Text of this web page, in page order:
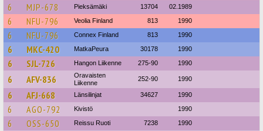
6 MJP-678 Pieksämäki 13704 02.1989
6 NFU-796 Veolia Finland 813 1990
6 NFU-796 Connex Finland 813 1990
6 MKC-420 MatkaPeura 30178 1990
6 SJL-726 Hangon Liikenne 275-90 1990
6 AFV-836
Oravaisten
Liikenne
252-90 1990
6 AFJ-668 Länsilinjat 34627 1990
6 AGO-792 Kivistö 1990
6 OSS-650 Reissu Ruoti 7238 1990